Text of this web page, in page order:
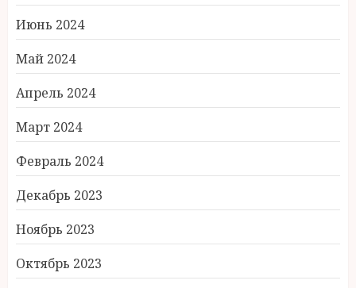
Июнь 2024
Май 2024
Апрель 2024
Март 2024
Февраль 2024
Декабрь 2023
Ноябрь 2023
Октябрь 2023